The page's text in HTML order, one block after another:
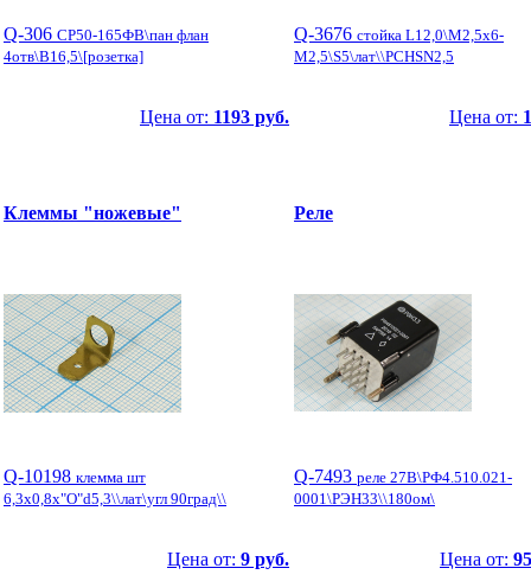
Q-306 СР50-165ФВ\пан флан
4отв\B16,5\[розетка]
Цена от: 1193 руб.
Q-3676 стойка L12,0\М2,5x6-
М2,5\S5\лат\\PCHSN2,5
Цена от:
Клеммы "ножевые"
Q-10198 клемма шт
6,3x0,8x"O"d5,3\\лат\угл 90град\\
Цена от: 9 руб.
Реле
Q-7493 реле 27В\РФ4.510.021-
0001\РЭН33\\180ом\
Цена от: